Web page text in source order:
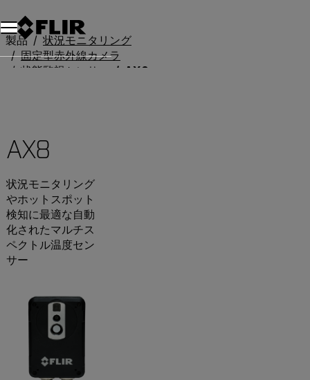
製品
状況モニタリング
固定型赤外線カメラ
状態監視センサー
AX8
AX8
状況モニタリング
やホットスポット
検知に最適な自動
化されたマルチス
ペクトル温度セン
サー